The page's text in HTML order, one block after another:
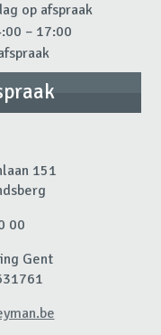
op afspraak
– 17:00
151
00
Gent